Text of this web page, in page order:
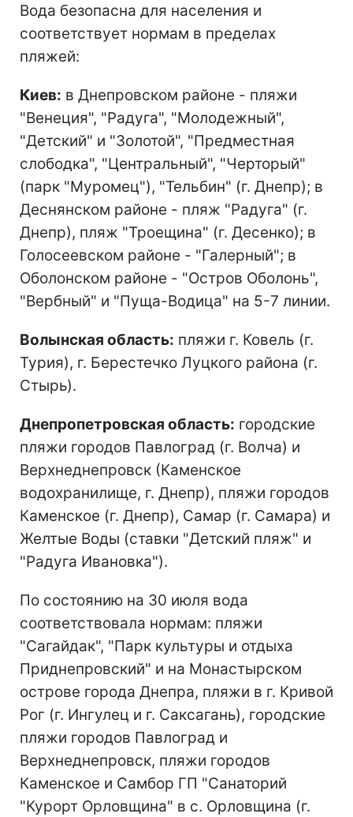
Вода безопасна для населения и
соответствует нормам в пределах
пляжей:
Киев: в Днепровском районе - пляжи
"Венеция", "Радуга", "Молодежный",
"Детский" и "Золотой", "Предместная
слободка", "Центральный", "Черторый"
(парк "Муромец"), "Тельбин" (г. Днепр); в
Деснянском районе - пляж "Радуга" (г.
Днепр), пляж "Троещина" (г. Десенко); в
Голосеевском районе - "Галерный"; в
Оболонском районе - "Остров Оболонь",
"Вербный" и "Пуща-Водица" на 5-7 линии.
Волынская область: пляжи г. Ковель (г.
Турия), г. Берестечко Луцкого района (г.
Стырь).
Днепропетровская область: городские
пляжи городов Павлоград (г. Волча) и
Верхнеднепровск (Каменское
водохранилище, г. Днепр), пляжи городов
Каменское (г. Днепр), Самар (г. Самара) и
Желтые Воды (ставки "Детский пляж" и
"Радуга Ивановка").
По состоянию на 30 июля вода
соответствовала нормам: пляжи
"Сагайдак", "Парк культуры и отдыха
Приднепровский" и на Монастырском
острове города Днепра, пляжи в г. Кривой
Рог (г. Ингулец и г. Саксагань), городские
пляжи городов Павлоград и
Верхнеднепровск, пляжи городов
Каменское и Самбор ГП "Санаторий
"Курорт Орловщина" в с. Орловщина (г.